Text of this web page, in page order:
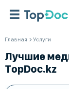
Главная Услуги
Лучшие
TopDoc.kz